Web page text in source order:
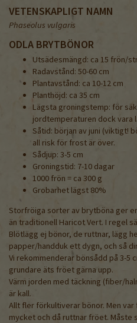
VETENSKAPLIGT NAMN
Phaseolus vulgaris
ODLA BRYTBÖNOR
Utsädesmängd: ca 15 frön/
Radavstånd: 50-60 cm
Plantavstånd: ca 10-12 cm
Planthöjd: ca 35 cm
Lägsta groningstemp: för
jordtemperaturen dock vara
Såtid: början av juni (viktigt!
all risk för frost är över.
Sådjup: 3-5 cm
Groningstid: 7-10 dagar
1000 frön = ca 300 g
Grobarhet lägst 80%
Storfröiga sorter av brytböna ger
än traditionell Haricot Vert. I regel
Blötlägg ej bönor, de ruttnar, lägg
papper/handduk ett dygn, och så
Vi rekommenderar bönsådd på 3-5
grundare äts fröet gärna upp.
Värm jorden med täckning (fiber/
är kall.
Allt fler förkultiverar bönor. Men
mycket och då ruttnar fröet. Måste